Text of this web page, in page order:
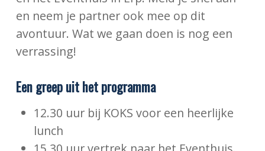
en neem je partner ook mee op dit
avontuur. Wat we gaan doen is nog een
verrassing!
Een greep uit het programma
12.30 uur bij KOKS voor een heerlijke
lunch